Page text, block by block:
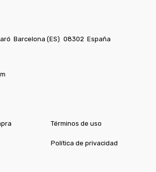
Barcelona (ES) 08302 España
Términos de uso
Política de privacidad